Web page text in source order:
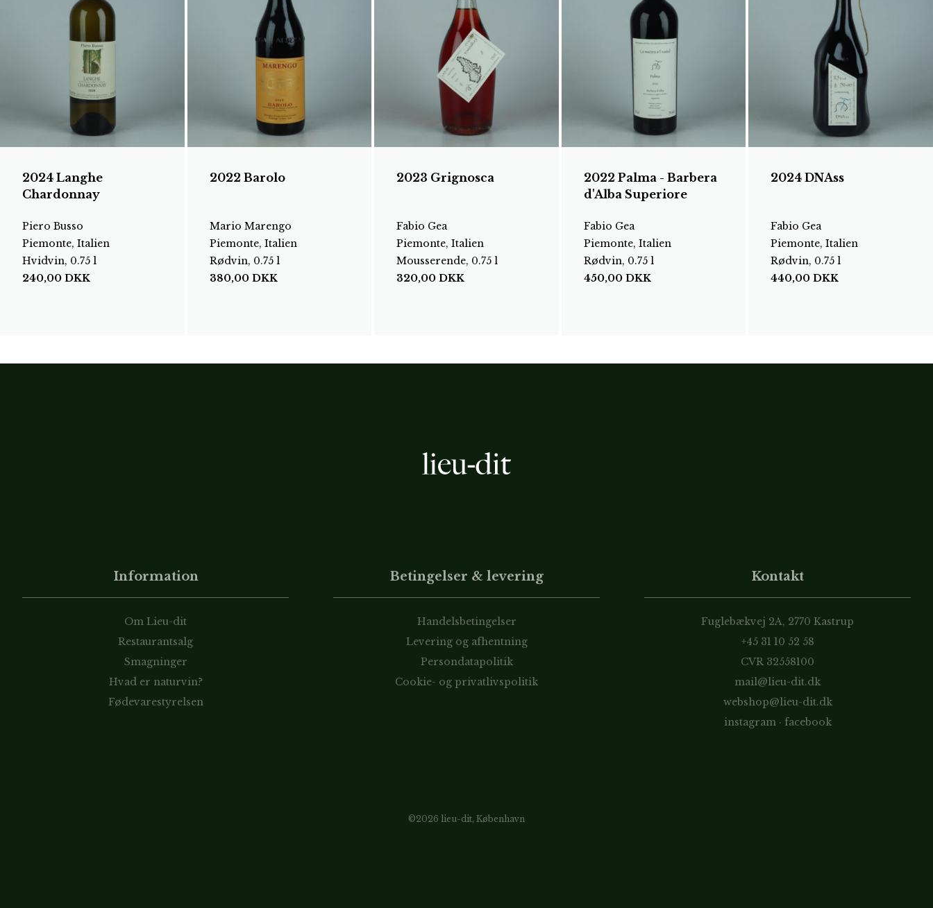
2024 Langhe
Chardonnay
Piero Busso
Piemonte, Italien
Hvidvin, 0.75 l
240,00 DKK
2022 Barolo
Mario Marengo
Piemonte, Italien
Rødvin, 0.75 l
380,00 DKK
2023 Grignosca
Fabio Gea
Piemonte, Italien
Mousserende, 0.75 l
320,00DKK
2022 Palma - Barbera
d'Alba Superiore
Fabio Gea
Piemonte, Italien
Rødvin, 0.75 l
450,00 DKK
2024 DNAss
Fabio Gea
Piemonte, Italien
Rødvin, 0.75 l
440,00DKK
Information
Om Lieu-dit
Restaurantsalg
Smagninger
Hvad er naturvin?
Fødevarestyrelsen
Betingelser & levering
Handelsbetingelser
Levering og afhentning
Persondatapolitik
Cookie- og privatlivspolitik
Kontakt
Fuglebækvej 2A, 2770 Kastrup
+45 31 10 52 58
CVR 32558100
mail@lieu-dit.dk
webshop@lieu-dit.dk
instagram· facebook
©2026 lieu-dit, København